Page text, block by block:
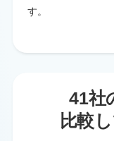
す。
41社
比較